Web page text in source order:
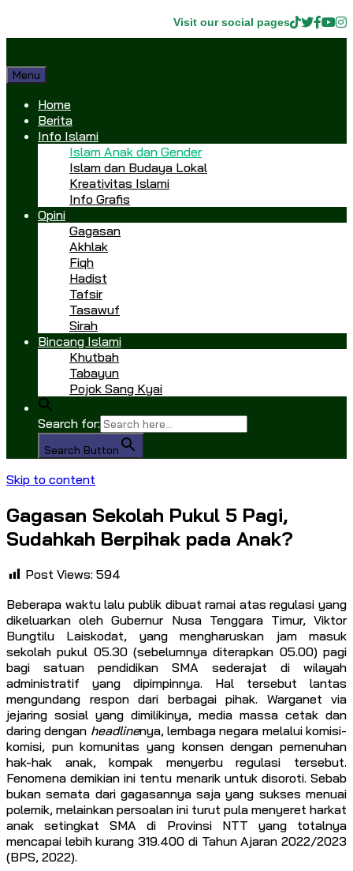
Visit our social pages
Menu
Home
Berita
Info Islami
Islam Anak dan Gender
Islam dan Budaya Lokal
Kreativitas Islami
Info Grafis
Opini
Gagasan
Akhlak
Fiqh
Hadist
Tafsir
Tasawuf
Sirah
Bincang Islami
Khutbah
Tabayun
Pojok Sang Kyai
Search for:
Search Button
Skip to content
Gagasan Sekolah Pukul 5 Pagi,
Sudahkah Berpihak pada Anak?
Post Views: 594
Beberapa waktu lalu publik dibuat ramai atas regulasi yang
dikeluarkan oleh Gubernur Nusa Tenggara Timur, Viktor
Bungtilu Laiskodat, yang mengharuskan jam masuk
sekolah pukul 05.30 (sebelumnya diterapkan 05.00) pagi
bagi satuan pendidikan SMA sederajat di wilayah
administratif yang dipimpinnya. Hal tersebut lantas
mengundang respon dari berbagai pihak. Warganet via
jejaring sosial yang dimilikinya, media massa cetak dan
daring dengan headlinenya, lembaga negara melalui komisi-
komisi, pun komunitas yang konsen dengan pemenuhan
hak-hak anak, kompak menyerbu regulasi tersebut.
Fenomena demikian ini tentu menarik untuk disoroti. Sebab
bukan semata dari gagasannya saja yang sukses menuai
polemik, melainkan persoalan ini turut pula menyeret harkat
anak setingkat SMA di Provinsi NTT yang totalnya
mencapai lebih kurang 319.400 di Tahun Ajaran 2022/2023
(BPS, 2022).